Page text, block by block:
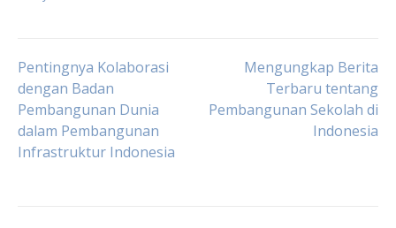
Post
navigation
Pentingnya Kolaborasi
dengan Badan
Pembangunan Dunia
dalam Pembangunan
Infrastruktur Indonesia
Mengungkap Berita
Terbaru tentang
Pembangunan Sekolah di
Indonesia